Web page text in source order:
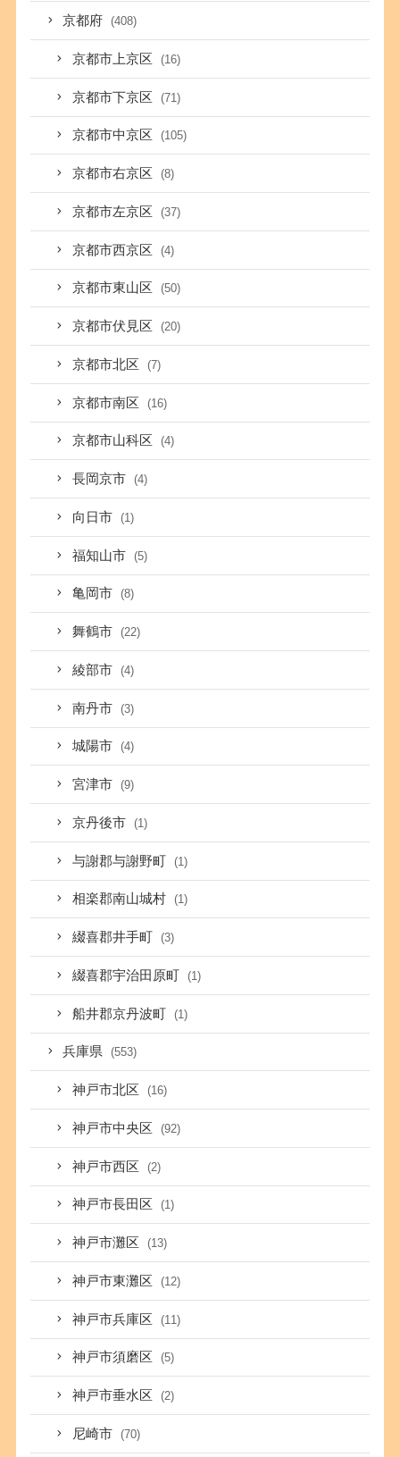
京都府 (408)
京都市上京区 (16)
京都市下京区 (71)
京都市中京区 (105)
京都市右京区 (8)
京都市左京区 (37)
京都市西京区 (4)
京都市東山区 (50)
京都市伏見区 (20)
京都市北区 (7)
京都市南区 (16)
京都市山科区 (4)
長岡京市 (4)
向日市 (1)
福知山市 (5)
亀岡市 (8)
舞鶴市 (22)
綾部市 (4)
南丹市 (3)
城陽市 (4)
宮津市 (9)
京丹後市 (1)
与謝郡与謝野町 (1)
相楽郡南山城村 (1)
綴喜郡井手町 (3)
綴喜郡宇治田原町 (1)
船井郡京丹波町 (1)
兵庫県 (553)
神戸市北区 (16)
神戸市中央区 (92)
神戸市西区 (2)
神戸市長田区 (1)
神戸市灘区 (13)
神戸市東灘区 (12)
神戸市兵庫区 (11)
神戸市須磨区 (5)
神戸市垂水区 (2)
尼崎市 (70)